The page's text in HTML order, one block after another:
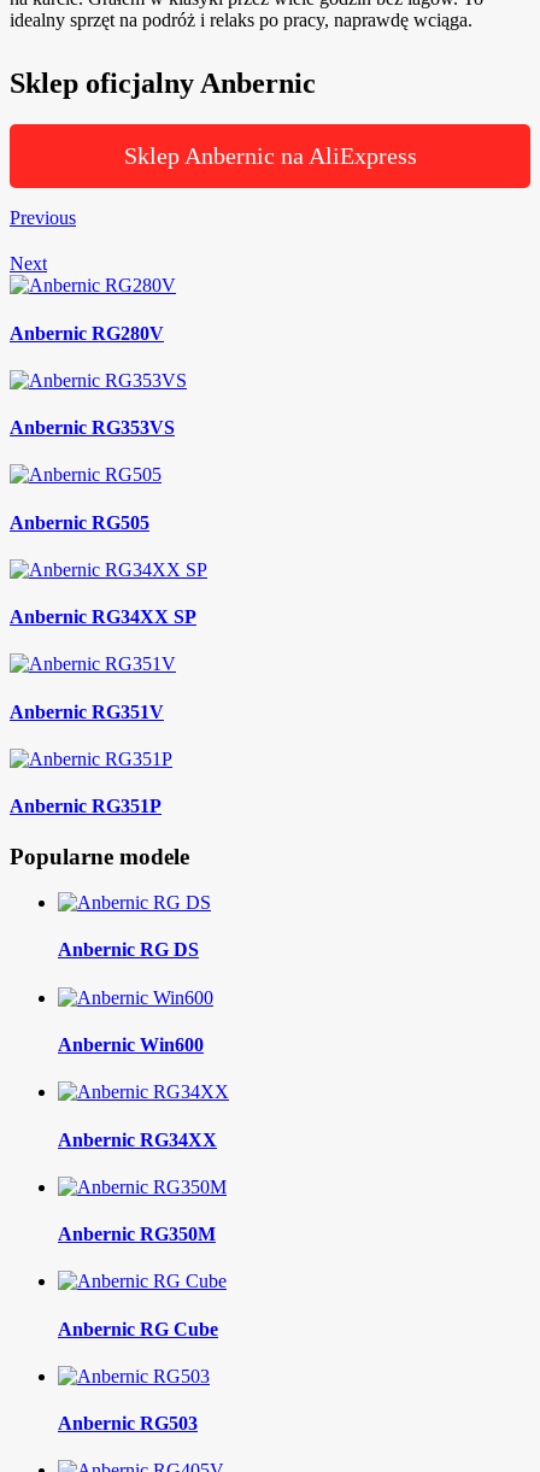
idealny sprzęt na podróż i relaks po pracy, naprawdę wciąga.
Sklep oficjalny Anbernic
Sklep Anbernic na AliExpress
Previous
Next
Anbernic RG280V
Anbernic RG353VS
Anbernic RG505
Anbernic RG34XX SP
Anbernic RG351V
Anbernic RG351P
Popularne modele
Anbernic RG DS
Anbernic Win600
Anbernic RG34XX
Anbernic RG350M
Anbernic RG Cube
Anbernic RG503